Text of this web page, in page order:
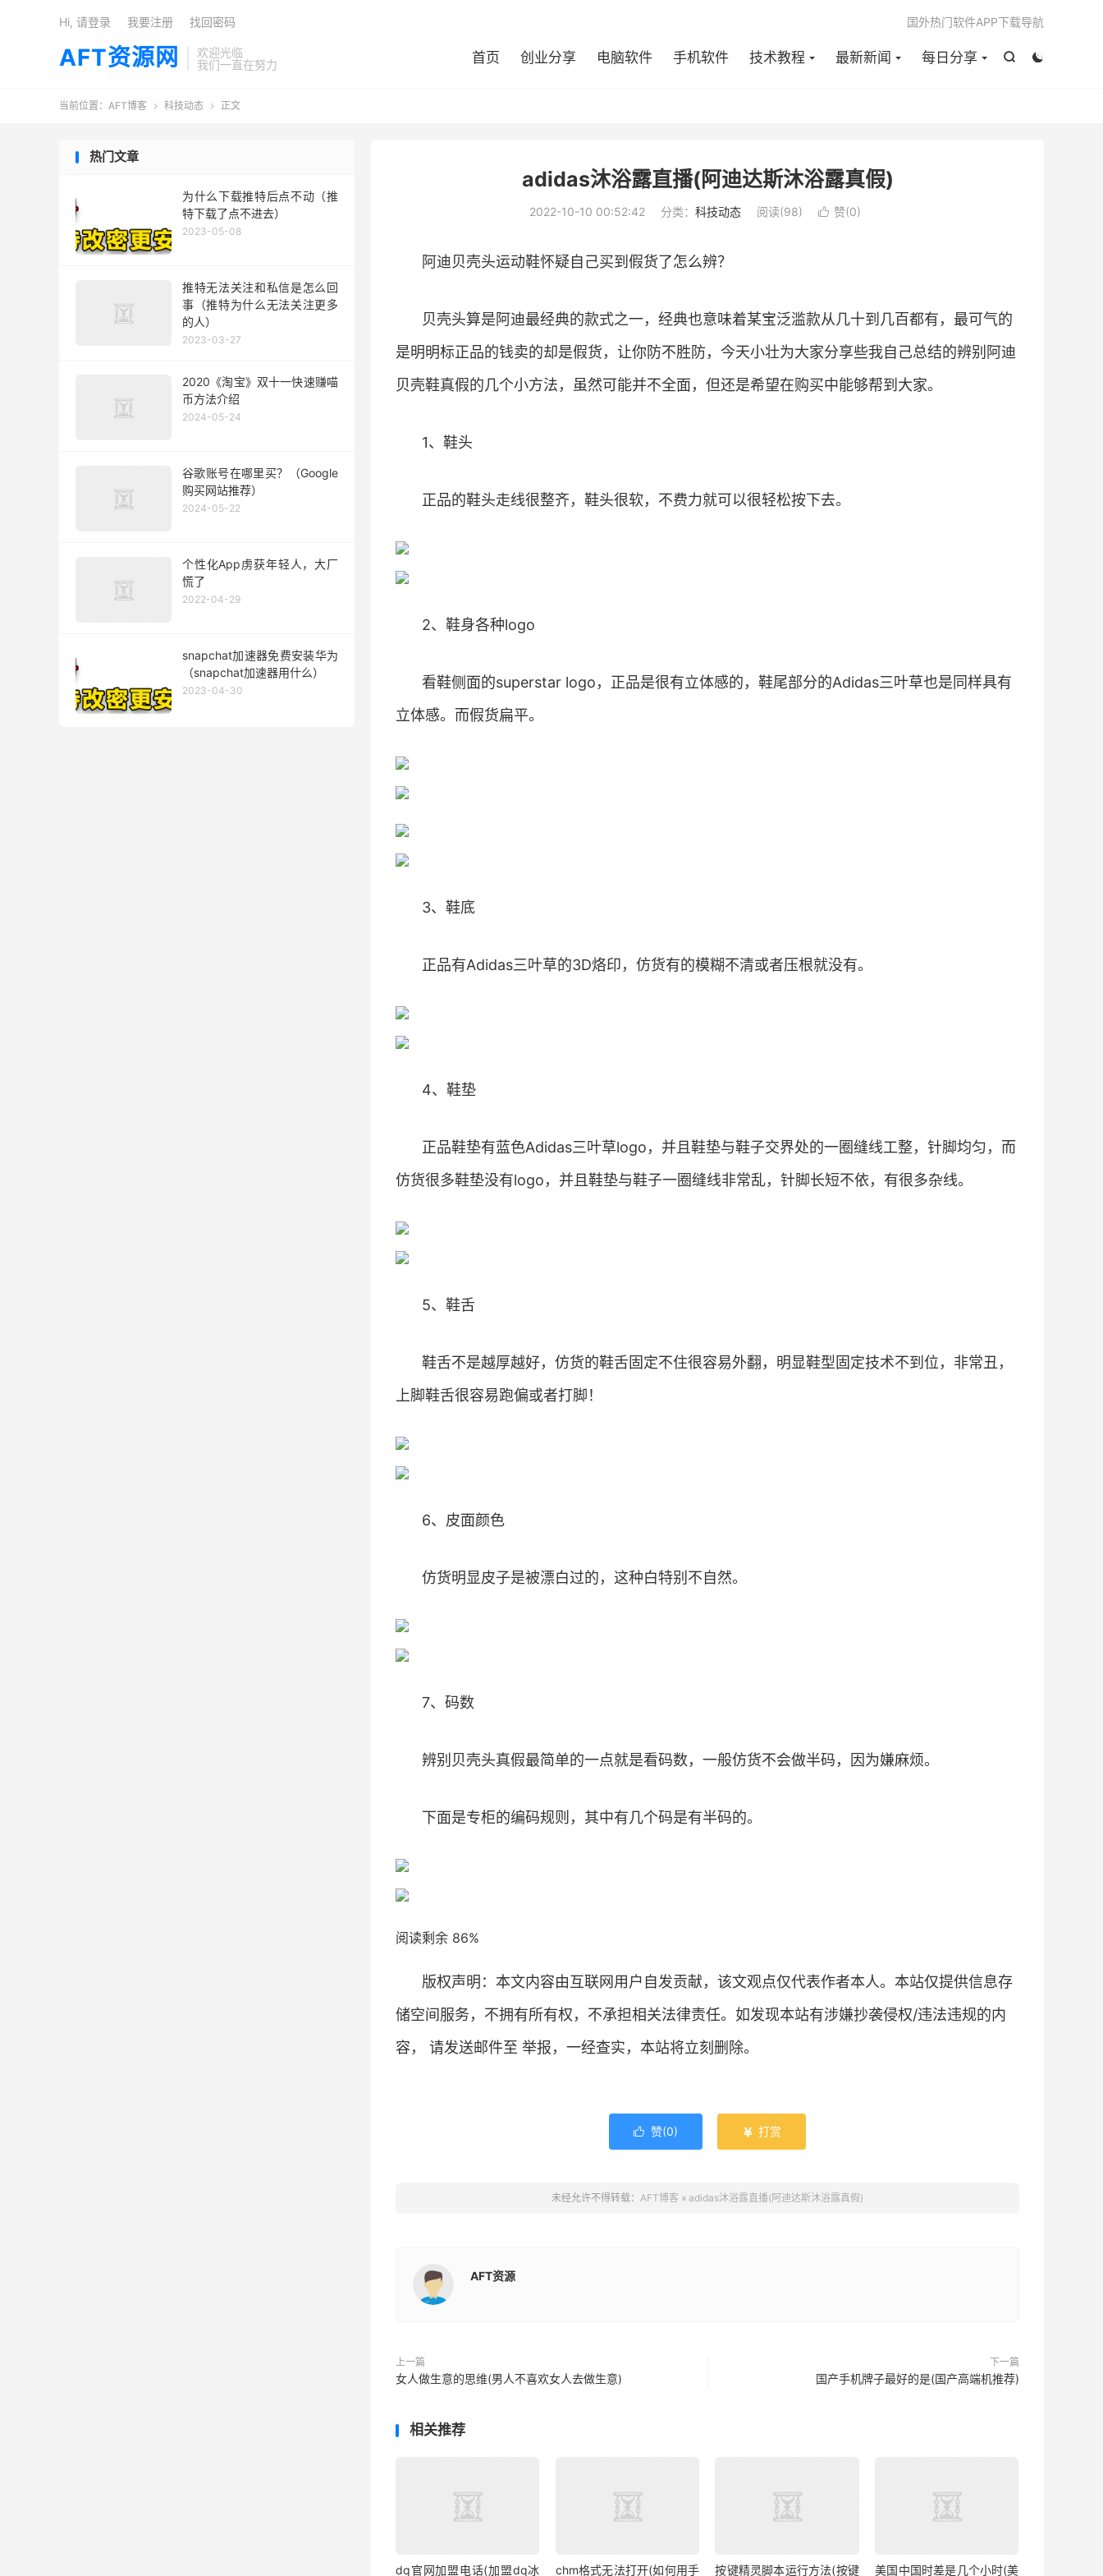
AFT资源网
欢迎光临
我们一直在努力


首页 创业分享 电脑软件 手机软件 技术教程 最新新闻 每日分享
国外热门软件APP下载导航
Hi, 请登录 我要注册 找回密码
当前位置： AFT博客  科技动态  正文
adidas沐浴露直播(阿迪达斯沐浴露真假)
2022-10-10 00:52:42 分类： 科技动态 阅读(98)  赞(0)
阿迪贝壳头运动鞋怀疑自己买到假货了怎么辨？
贝壳头算是阿迪最经典的款式之一，经典也意味着某宝泛滥款从几十到几百都有，最可气的
是明明标正品的钱卖的却是假货，让你防不胜防，今天小壮为大家分享些我自己总结的辨别阿迪
贝壳鞋真假的几个小方法，虽然可能并不全面，但还是希望在购买中能够帮到大家。
1、鞋头
正品的鞋头走线很整齐，鞋头很软，不费力就可以很轻松按下去。
2、鞋身各种logo
看鞋侧面的superstar logo，正品是很有立体感的，鞋尾部分的Adidas三叶草也是同样具有
立体感。而假货扁平。
3、鞋底
正品有Adidas三叶草的3D烙印，仿货有的模糊不清或者压根就没有。
4、鞋垫
正品鞋垫有蓝色Adidas三叶草logo，并且鞋垫与鞋子交界处的一圈缝线工整，针脚均匀，而
仿货很多鞋垫没有logo，并且鞋垫与鞋子一圈缝线非常乱，针脚长短不依，有很多杂线。
5、鞋舌
鞋舌不是越厚越好，仿货的鞋舌固定不住很容易外翻，明显鞋型固定技术不到位，非常丑，
上脚鞋舌很容易跑偏或者打脚！
6、皮面颜色
仿货明显皮子是被漂白过的，这种白特别不自然。
7、码数
辨别贝壳头真假最简单的一点就是看码数，一般仿货不会做半码，因为嫌麻烦。
下面是专柜的编码规则，其中有几个码是有半码的。
阅读剩余 86%
版权声明：本文内容由互联网用户自发贡献，该文观点仅代表作者本人。本站仅提供信息存
储空间服务，不拥有所有权，不承担相关法律责任。如发现本站有涉嫌抄袭侵权/违法违规的内
容， 请发送邮件至 举报，一经查实，本站将立刻删除。
 赞(0)  打赏
未经允许不得转载： AFT博客 » adidas沐浴露直播(阿迪达斯沐浴露真假)
AFT资源
上一篇
女人做生意的思维(男人不喜欢女人去做生意)
下一篇
国产手机牌子最好的是(国产高端机推荐)
相关推荐
dq官网加盟电话(加盟dq冰
chm格式无法打开(如何用手
按键精灵脚本运行方法(按键
美国中国时差是几个小时(美
热门文章
为什么下载推特后点不动（推
特下载了点不进去）
2023-05-08
推特无法关注和私信是怎么回
事（推特为什么无法关注更多
的人）
2023-03-27
2020《淘宝》双十一快速赚喵
币方法介绍
2024-05-24
谷歌账号在哪里买？（Google
购买网站推荐）
2024-05-22
个性化App虏获年轻人，大厂
慌了
2022-04-29
snapchat加速器免费安装华为
（snapchat加速器用什么）
2023-04-30